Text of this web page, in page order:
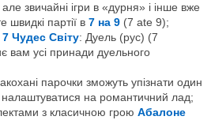
але звичайні ігри в «дурня» і інше вже
швидкі партії в 7 на 9 (7 ate 9);
7 Чудес Світу: Дуель (рус) (7
вам усі принади дуельного
парочки зможуть упізнати один
на романтичний лад;
з класичною грою Абалоне